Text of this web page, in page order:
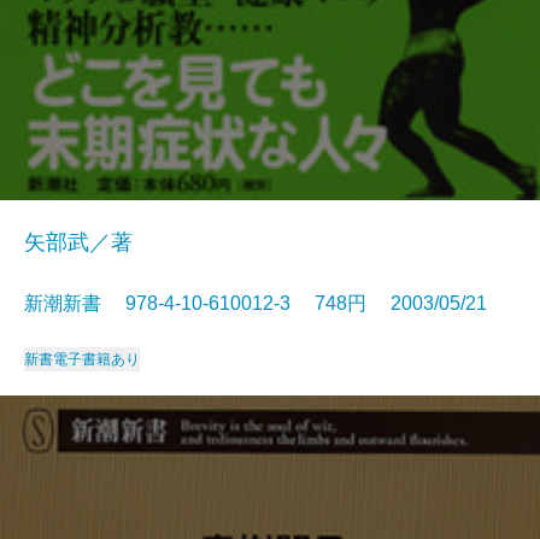
矢部武／著
新潮新書 978-4-10-610012-3 748円 2003/05/21
新書電子書籍あり